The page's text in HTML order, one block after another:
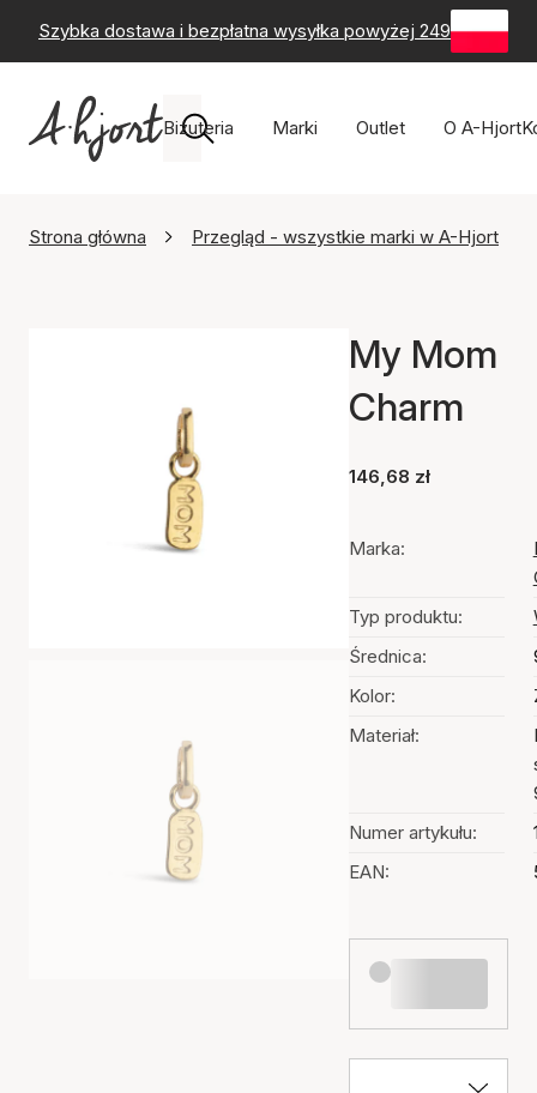
Szybka dostawa i bezpłatna wysyłka powyżej 249 zł -
Biżuteria Marki Outlet O A-Hjort
Strona główna Przegląd - wszystkie marki w A-Hjort
My Mom
Charm
146,68 zł
Marka:
Typ produktu:
Średnica:
Kolor:
Materiał:
Numer artykułu:
EAN: